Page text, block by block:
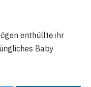
enthüllte ihr
Baby